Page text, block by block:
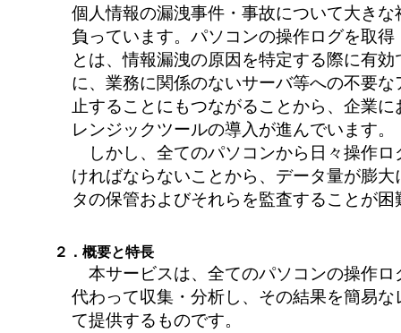
個人情報の漏洩事件・事故について大きな
負っています。パソコンの操作ログを取得
とは、情報漏洩の原因を特定する際に有効
に、業務に関係のないサーバ等への不要な
止することにもつながることから、企業に
レンジックツールの導入が進んでいます。
しかし、全てのパソコンから日々操作ロ
ければならないことから、データ量が膨大
タの保管およびそれらを監査することが困
２．概要と特長
本サービスは、全てのパソコンの操作ロ
代わって収集・分析し、その結果を簡易な
て提供するものです。